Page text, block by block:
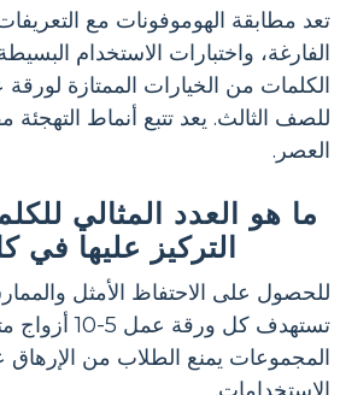
تعد مطابقة الهوموفونات مع
الفارغة، واختبارات الاستخدام
الكلمات من الخيارات الممتازة
للصف الثالث. يعد تتبع أنماط التهجئة
العصر.
ما هو العدد المثالي
التركيز عليها
للحصول على الاحتفاظ الأمثل
تستهدف كل ورقة
المجموعات يمنع الطلاب من الإرهاق